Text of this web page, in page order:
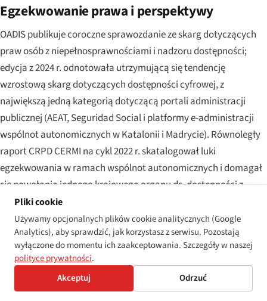
Egzekwowanie prawa i perspektywy
OADIS publikuje coroczne sprawozdanie ze skarg dotyczących
praw osób z niepełnosprawnościami i nadzoru dostępności;
edycja z 2024 r. odnotowała utrzymującą się tendencję
wzrostową skarg dotyczących dostępności cyfrowej, z
największą jedną kategorią dotyczącą portali administracji
publicznej (AEAT, Seguridad Social i platformy e-administracji
wspólnot autonomicznych w Katalonii i Madrycie). Równoległy
raport CRPD CERMI na cykl 2022 r. skatalogował luki
egzekwowania w ramach wspólnot autonomicznych i domagał
się powołania jednego krajowego organu ds. dostępności z
wiążącymi uprawnieniami egzekucyjnymi — żądanie częściowo
spełnione przez Ley 11/2023 przez wyznaczenie Krajowego
Organu ds. Zgodności z Wymogami Dostępności.
Głośne sprawy egzekwowania w ostatnim cyklu obejmowały
ustalenia dotyczące dostępności wobec głównych hiszpańskich
banków detalicznych, AEAT w sprawie dostępności portalu
Pliki cookie
Używamy opcjonalnych plików cookie analitycznych (Google
Analytics), aby sprawdzić, jak korzystasz z serwisu. Pozostają
wyłączone do momentu ich zaakceptowania. Szczegóły w naszej
polityce prywatności.
Akceptuj
Odrzuć